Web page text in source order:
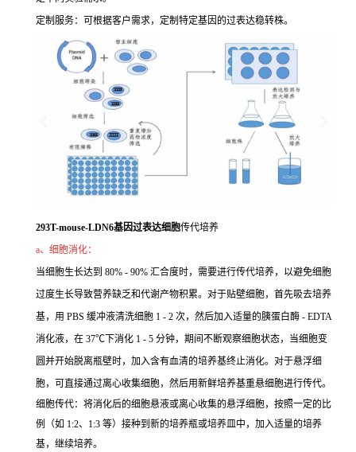
定制服务：可根据客户需求，定制特定基因的过表达稳转株。
293T-mouse-LDN6基因过表达细胞传代培养
a、细胞消化：
当细胞生长达到 80% - 90% 汇合度时，需要进行传代培养，以避免细胞
过度生长导致营养缺乏和代谢产物积累。对于贴壁细胞，首先吸去培养
基，用 PBS 缓冲液清洗细胞 1 - 2 次，然后加入适量的胰蛋白酶 - EDTA
消化液，在 37℃下消化 1 - 5 分钟，期间不断观察细胞状态，当细胞变
圆并开始脱离瓶壁时，加入含有血清的培养基终止消化。对于悬浮细
胞，可直接通过离心收集细胞，然后用新鲜培养基重悬细胞进行传代。
细胞传代：将消化后的细胞悬液或离心收集的悬浮细胞，按照一定的比
例（如 1:2、1:3 等）接种到新的培养瓶或培养皿中，加入适量的培养
基，继续培养。